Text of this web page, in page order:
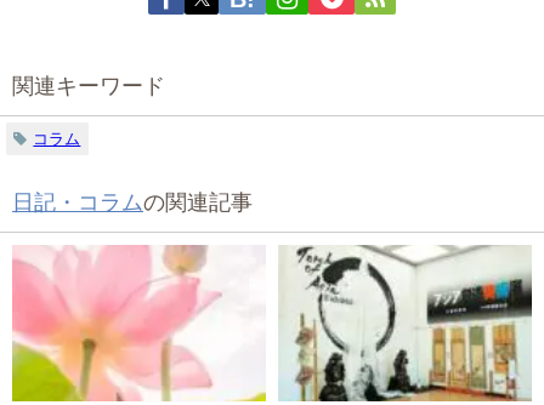
関連キーワード
コラム
日記・コラムの関連記事